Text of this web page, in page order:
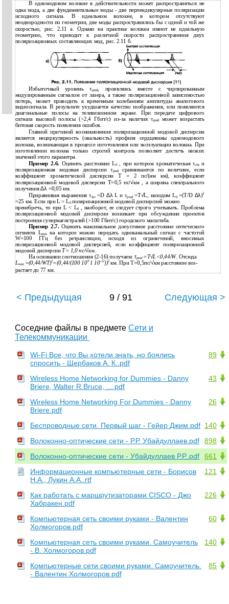
В одномодовом волокне в действительности может распространяться не
одна мода, а две фундаментальные моды - две перпендикулярные поляризации
исходного сигнала. В идеальном волокне, в котором отсутствуют
неоднородности по геометрии, две моды распространялись бы с одной и той же
скоростью, рис. 2.11 а. Однако на практике волокна имеют не идеальную
геометрию, что приводит к различной скорости распространения двух
поляризационных составляющих мод, рис. 2.11 б.
Избыточный уровень τpmd, проявляясь вместе с чирпированным
модулированным сигналом от лазера, а также поляризационной зависимостью
потерь, может приводить к временным колебаниям амплитуды аналогового
видеосигнала. В результате ухудшается качество изображения, или появляются
диагональные полосы на телевизионном экране. При передаче цифрового
сигнала высокой полосы (>2,4 Гбит/с) из-за наличия τpmd может возрастать
битовая скорость появления ошибок.
Главной причиной возникновения поляризационной модовой дисперсии
является нециркулярность (овальность) профиля сердцевины одномодового
волокна, возникающая в процессе изготовления или эксплуатации волокна. При
изготовлении волокна только строгий контроль позволяет достичь низких
значений этого параметра.
Пример 2.6.Оценить расстояние L0, при котором хроматическая τchrи
поляризационная модовая дисперсии τpmdсравниваются по величине, если
коэффициент хроматической дисперсии T = 2 пс/(нм км), коэффициент
поляризационной модовой дисперсии Т=0,5 пс/√км , а ширина спектрального
излучения∆λ =0,05 нм.
Приравнивая выражения τchr =D ∆λL и τpmd =T√L, находим L0 =(T/D ∆λ)2
=25 км. Если при L > L0поляризационной модовой дисперсией можно
пренебречь, то при L < L0 , наоборот, ее следует строго учитывать. Проблема
поляризационной модовой дисперсии возникает при обсуждении проектов
построения супермагистралей (>100 Гбит/с) городского масштаба.
Пример 2.7.Оценить максимальное допустимое расстояние оптического
сегмента Lmaxна которое можно передать одноканальный сигнал с частотой
W=100 ГГц без ретрансляции, исходя из ограничений, вносимых
поляризационной модовой дисперсией, если коэффициент поляризационной
модовой дисперсииТ= 1,0 пс/√км.
На основании соотношения (2-16) получаем:τpmd =T√L<0,44/W. Отсюда
Lmax =(0,44/WT)2=(0,44/(100 109110-12))2 км. При Т=0,5пс/√км расстояние воз-
растает до 77 км.
< Предыдущая 9 / 91 Следующая >
Соседние файлы в предмете Сети и
Телекоммуникации
89
Wi-Fi Все, что Вы хотели знать, но боялись
спросить - Щербаков А. К..pdf
43
Wireless Home Networking for Dummies - Danny
Briere, Walter R.Bruce, ....pdf
26
Wireless Home Networking For Dummies - Danny
Briere.pdf
140
Беспроводные сети. Первый шаг - Гейер Джим.pdf
898
Волоконно-оптические сети - Р.Р. Убайдуллаев.pdf
661
Волоконно-оптические сети - Убайдуллаев Р.Р..pdf
121
Информационные компьютерные сети - Борисов
Н.А., Лукин А.А..rtf
226
Как работать с маршрутизаторами CISCO - Джо
Хабракен.pdf
60
Компьютерная сеть своими руками - Валентин
Холмогоров.pdf
140
Компьютерная сеть своими руками. Самоучитель
- В. Холмогоров.pdf
85
Компьютерные сети своими руками. Самоучитель.
- Валентин Холмогоров.pdf